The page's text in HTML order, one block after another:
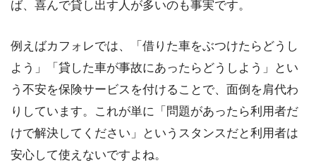
ば、喜んで貸し出す人が多いのも事実です。
例えばカフォレでは、「借りた車をぶつけたらどうし
よう」「貸した車が事故にあったらどうしよう」とい
う不安を保険サービスを付けることで、面倒を肩代わ
りしています。これが単に「問題があったら利用者だ
けで解決してください」というスタンスだと利用者は
安心して使えないですよね。